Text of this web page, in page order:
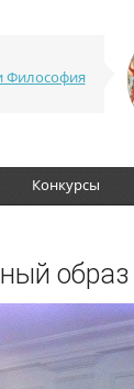
Философия
Конкурсы